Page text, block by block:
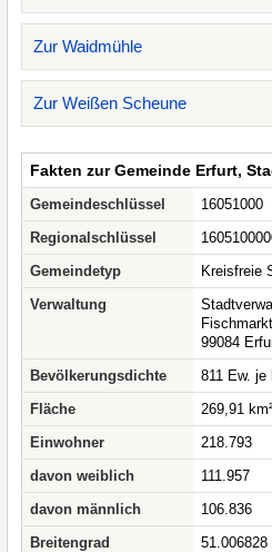
Zur Waidmühle
Zur Weißen Scheune
Fakten zur Gemeinde Erfurt,
Gemeindeschlüssel
16051000
Regionalschlüssel
Gemeindetyp
Kreisfreie
Verwaltung
99084
Bevölkerungsdichte
811 Ew. je
Fläche
269,91 km²
Einwohner
218.793
davon weiblich
111.957
davon männlich
106.836
Breitengrad
51.006828